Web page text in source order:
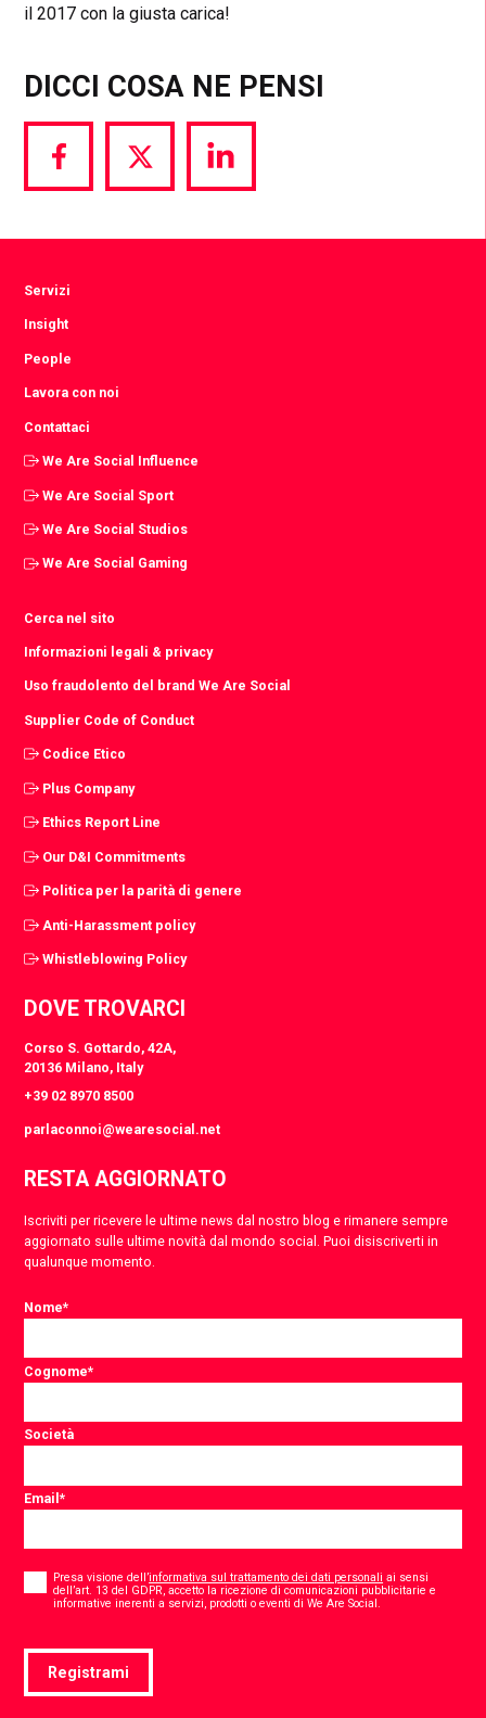
il 2017 con la giusta carica!
DICCI COSA NE PENSI
Share
via
Share
via
Share
via
Servizi
Insight
People
Lavora con noi
Contattaci
We Are Social Influence
We Are Social Sport
We Are Social Studios
We Are Social Gaming
Cerca nel sito
Informazioni legali & privacy
Uso fraudolento del brand We Are Social
Supplier Code of Conduct
Codice Etico
Plus Company
Ethics Report Line
Our D&I Commitments
Politica per la parità di genere
Anti-Harassment policy
Whistleblowing Policy
DOVE TROVARCI
Corso S. Gottardo, 42A,
20136 Milano, Italy
+39 02 8970 8500
parlaconnoi@wearesocial.net
RESTA AGGIORNATO
Iscriviti per ricevere le ultime news dal nostro blog e rimanere sempre
aggiornato sulle ultime novità dal mondo social. Puoi disiscriverti in
qualunque momento.
Nome*
Cognome*
Società
Email*
Presa visione dell’informativa sul trattamento dei dati personali ai sensi
dell’art. 13 del GDPR, accetto la ricezione di comunicazioni pubblicitarie e
informative inerenti a servizi, prodotti o eventi di We Are Social.
Registrami